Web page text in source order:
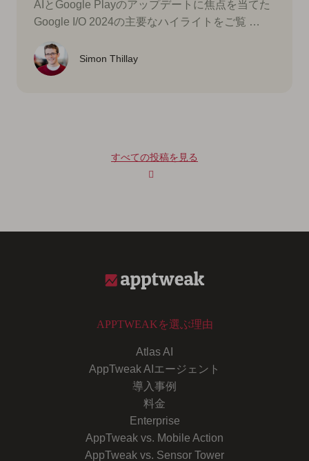
AIとGoogle Playのアップデートに焦点を当てた
Google I/O 2024の主要なハイライトをご覧 …
Simon Thillay
すべての投稿を見る
APPTWEAKを選ぶ理由
Atlas AI
AppTweak AIエージェント
導入事例
料金
Enterprise
AppTweak vs. Mobile Action
AppTweak vs. Sensor Tower